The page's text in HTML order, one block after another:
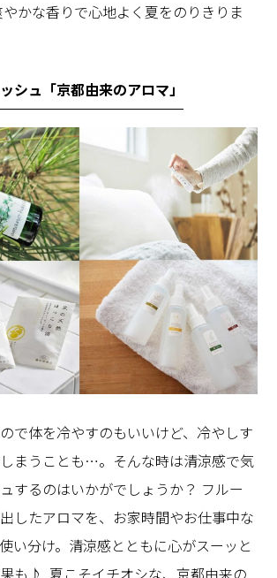
かな香りで心地よく夏をのりきりま
シュ「京都由来のアロマ」
で体を冷やすのもいいけど、冷やしす
まうことも…。そんな時は清涼感で気
するのはいかがでしょうか？ フルー
したアロマを、お家時間やお仕事中な
い分け。清涼感とともに心がスーッと